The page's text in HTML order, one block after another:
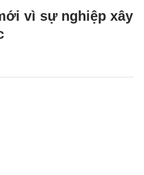
vì sự nghiệp xây